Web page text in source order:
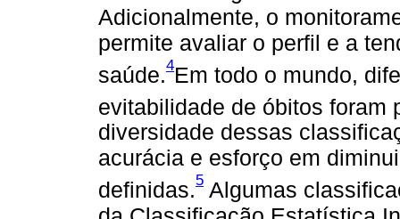
Adicionalmente, o
permite avaliar o perfil e a
saúde.4Em todo o mundo,
evitabilidade de óbitos foram
diversidade dessas
acurácia e esforço em
definidas.5 Algumas